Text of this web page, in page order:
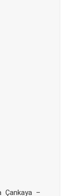
Çankaya –